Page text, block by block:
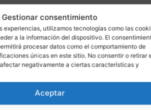
Gestionar consentimiento
experiencias, utilizamos tecnologías como las
a la información del dispositivo. El
procesar datos como el comportamiento de
únicas en este sitio. No consentir o retirar
negativamente a ciertas características y
Aceptar